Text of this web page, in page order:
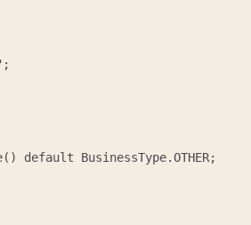
default BusinessType.OTHER;